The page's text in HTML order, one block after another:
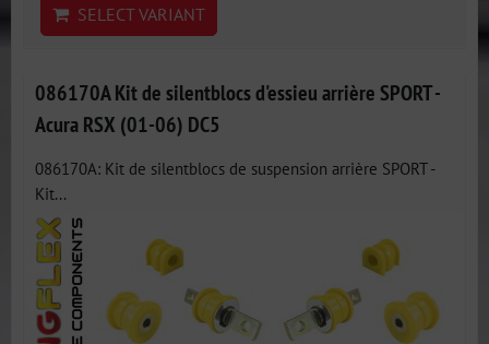
SELECT VARIANT
086170A Kit de silentblocs d'essieu arrière SPORT -
Acura RSX (01-06) DC5
086170A: Kit de silentblocs de suspension arrière SPORT -
Kit...